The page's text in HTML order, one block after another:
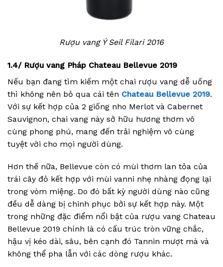
Rượu vang Ý Seil Filari 2016
1.4/ Rượu vang Pháp Chateau Bellevue 2019
Nếu bạn đang tìm kiếm một chai rượu vang dễ uống
thì không nên bỏ qua cái tên Chateau Bellevue 2019.
Với sự kết hợp của 2 giống nho Merlot và Cabernet
Sauvignon, chai vang này sở hữu hương thơm vô
cùng phong phú, mang đến trải nghiệm vô cùng
tuyệt vời cho mọi người dùng.
Hơn thế nữa, Bellevue còn có mùi thơm lan tỏa của
trái cây đỏ kết hợp với mùi vanni nhẹ nhàng đọng lại
trong vòm miệng. Do đó bất kỳ người dùng nào cũng
đều dễ dàng bị chinh phục bởi sự kết hợp này. Một
trong những đặc điểm nổi bật của rượu vang Chateau
Bellevue 2019 chính là có cấu trúc tròn vững chắc,
hậu vị kéo dài, sâu, bên cạnh đó Tannin mượt mà và
không thể pha lẫn với các dòng rượu khác.